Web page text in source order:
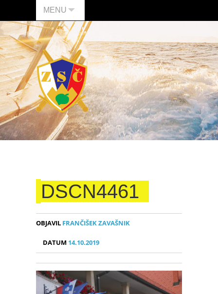
MENU
DSCN4461
OBJAVIL FRANČIŠEK ZAVAŠNIK
DATUM 14.10.2019